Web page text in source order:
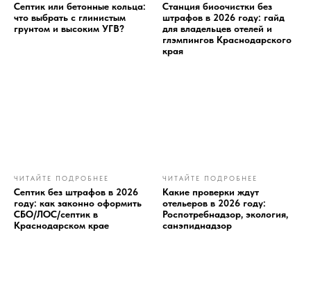
Септик или бетонные кольца:
что выбрать с глинистым
грунтом и высоким УГВ?
Станция биоочистки без
штрафов в 2026 году: гайд
для владельцев отелей и
глэмпингов Краснодарского
края
ЧИТАЙТЕ ПОДРОБНЕЕ
Септик без штрафов в 2026
году: как законно оформить
СБО/ЛОС/септик в
Краснодарском крае
ЧИТАЙТЕ ПОДРОБНЕЕ
Какие проверки ждут
отельеров в 2026 году:
Роспотребнадзор, экология,
санэпиднадзор